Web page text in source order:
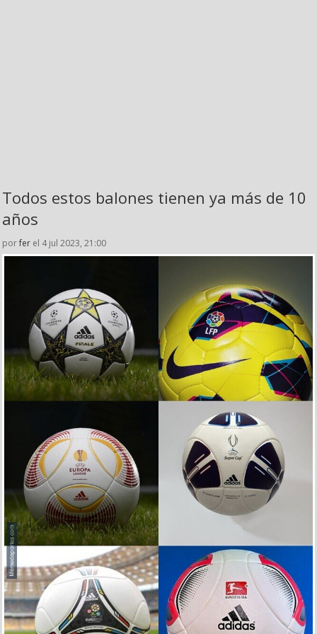
Todos estos balones tienen ya más de 10
años
porfer el 4 jul 2023, 21:00